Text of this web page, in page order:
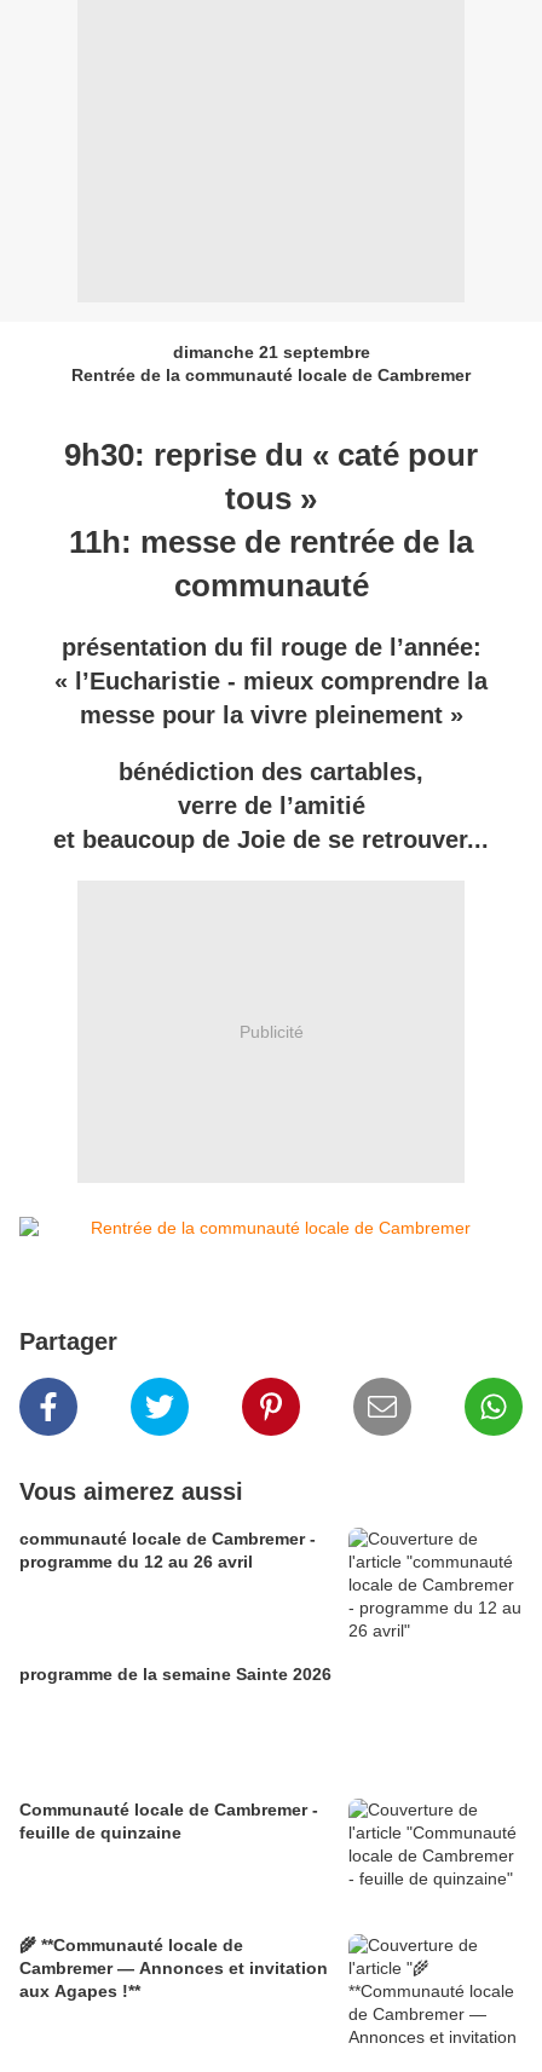
dimanche 21 septembre
Rentrée de la communauté locale de Cambremer
9h30: reprise du « caté pour
tous »
11h: messe de rentrée de la
communauté
présentation du fil rouge de l’année:
« l’Eucharistie - mieux comprendre la
messe pour la vivre pleinement »
bénédiction des cartables,
verre de l’amitié
et beaucoup de Joie de se retrouver...
Publicité
Partager
Vous aimerez aussi
communauté locale de Cambremer -
programme du 12 au 26 avril
programme de la semaine Sainte 2026
Communauté locale de Cambremer -
feuille de quinzaine
🌾 **Communauté locale de
Cambremer — Annonces et invitation
aux Agapes !**